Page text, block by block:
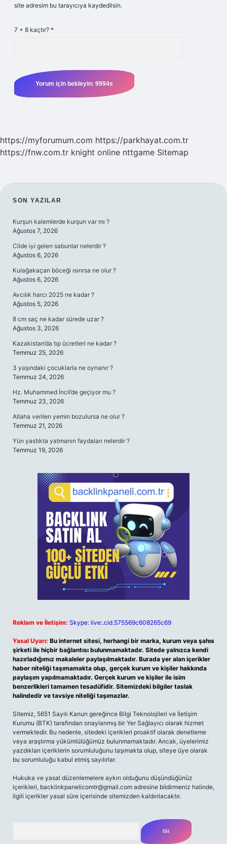
site adresim bu tarayıcıya kaydedilsin.
7 + 8 kaçtır? *
https://myforumum.com https://parkhayat.com.tr
https://fnw.com.tr knight online nttgame Sitemap
SIDEBAR
SON YAZILAR
Kurşun kalemlerde kurşun var mı ?
Ağustos 7, 2026
Cilde iyi gelen sabunlar nelerdir ?
Ağustos 6, 2026
Kulağakaçan böceği ısırırsa ne olur ?
Ağustos 6, 2026
Avcılık harcı 2025 ne kadar ?
Ağustos 5, 2026
8 cm saç ne kadar sürede uzar ?
Ağustos 3, 2026
Kazakistan’da tıp ücretleri ne kadar ?
Temmuz 25, 2026
3 yaşındaki çocuklarla ne oynanır ?
Temmuz 24, 2026
Hz. Muhammed İncil’de geçiyor mu ?
Temmuz 23, 2026
Allaha verilen yemin bozulursa ne olur ?
Temmuz 21, 2026
Yün yastıkta yatmanın faydaları nelerdir ?
Temmuz 19, 2026
Reklam ve İletişim: Skype: live:.cid.575569c608265c69
Yasal Uyarı: Bu internet sitesi, herhangi bir marka, kurum veya şahıs
şirketi ile hiçbir bağlantısı bulunmamaktadır. Sitede yalnızca kendi
hazırladığımız makaleler paylaşılmaktadır. Burada yer alan içerikler
haber niteliği taşımamakta olup, gerçek kurum ve kişiler hakkında
paylaşım yapılmamaktadır. Gerçek kurum ve kişiler ile isim
benzerlikleri tamamen tesadüfidir. Sitemizdeki bilgiler taslak
halindedir ve tavsiye niteliği taşımazlar.
Sitemiz, 5651 Sayılı Kanun gereğince Bilgi Teknolojileri ve İletişim
Kurumu (BTK) tarafından onaylanmış bir Yer Sağlayıcı olarak hizmet
vermektedir. Bu nedenle, sitedeki içerikleri proaktif olarak denetleme
veya araştırma yükümlülüğümüz bulunmamaktadır. Ancak, üyelerimiz
yazdıkları içeriklerin sorumluluğunu taşımakta olup, siteye üye olarak
bu sorumluluğu kabul etmiş sayılırlar.
Hukuka ve yasal düzenlemelere aykırı olduğunu düşündüğünüz
içerikleri, backlinkpanelicomtr@gmail.com adresine bildirmeniz halinde,
ilgili içerikler yasal süre içerisinde sitemizden kaldırılacaktır.